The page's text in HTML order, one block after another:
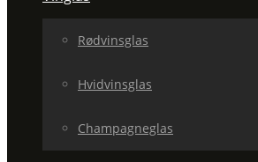
Rødvinsglas
Hvidvinsglas
Champagneglas